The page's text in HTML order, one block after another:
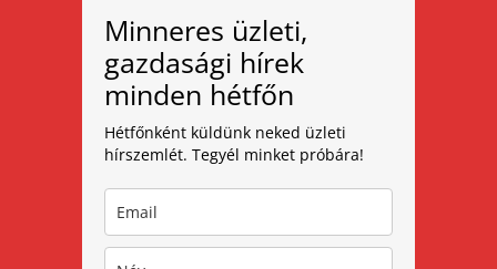
Minneres üzleti,
gazdasági hírek
minden hétfőn
Hétfőnként küldünk neked üzleti
hírszemlét. Tegyél minket próbára!